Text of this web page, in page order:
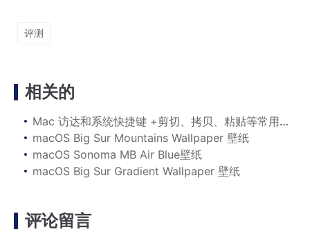
评测
相关的
Mac 访达和系统快捷键 +剪切、拷贝、粘贴等常用快捷键
macOS Big Sur Mountains Wallpaper 壁纸
macOS Sonoma MB Air Blue壁纸
macOS Big Sur Gradient Wallpaper 壁纸
评论留言